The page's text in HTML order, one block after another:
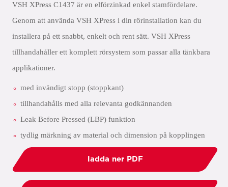
VSH XPress C1437 är en elförzinkad enkel stamfördelare.
Genom att använda VSH XPress i din rörinstallation kan du
installera på ett snabbt, enkelt och rent sätt. VSH XPress
tillhandahåller ett komplett rörsystem som passar alla tänkbara
applikationer.
med invändigt stopp (stoppkant)
tillhandahålls med alla relevanta godkännanden
Leak Before Pressed (LBP) funktion
tydlig märkning av material och dimension på kopplingen
ladda ner PDF